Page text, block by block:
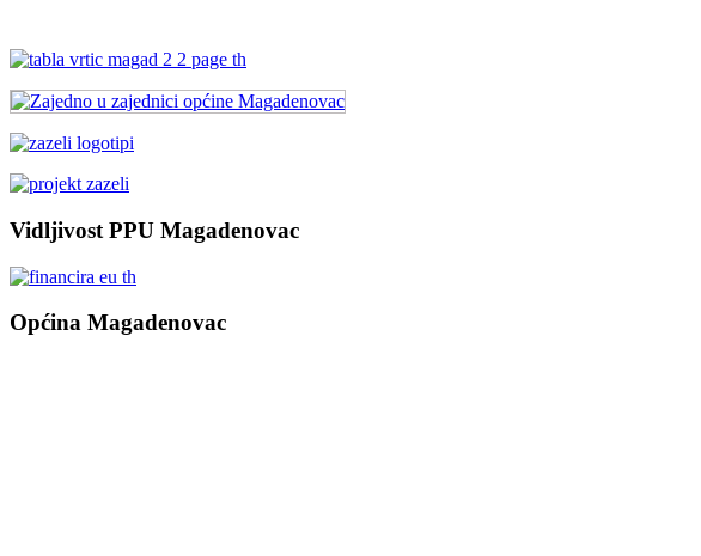
Vidljivost PPU Magadenovac
Općina Magadenovac